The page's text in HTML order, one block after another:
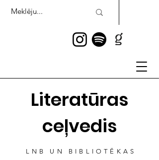
Literatūras
ceļvedis
LNB UN BIBLIOTĒKAS